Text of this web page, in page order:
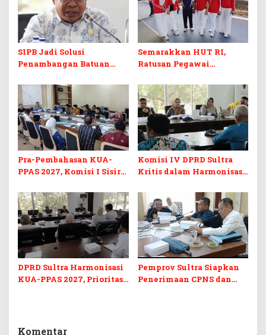
SIPB Jadi Solusi
Penambangan Batuan
di Sultra
Semarakkan HUT RI,
Ratusan Pegawai
Ikuti Lomba Bola Gotong
Pra-Pembahasan KUA-
PPAS 2027, Komisi I Sisir
Berkelanjutan
Komisi IV DPRD Sultra
Kritis dalam Harmonisasi
Perubahan APBD 2026
DPRD Sultra Harmonisasi
KUA-PPAS 2027, Prioritas
Pemprov Sultra Siapkan
Penerimaan CPNS dan
Komentar